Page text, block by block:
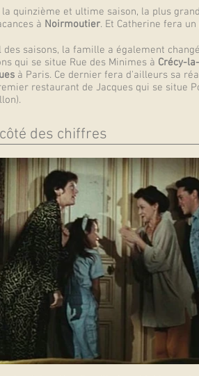
la quinzième et ultime saison, la plus
à Noirmoutier. Et Catherine fera
des saisons, la famille a également
qui se situe Rue des Minimes à Crécy-
à Paris. Ce dernier fera d'ailleurs sa
restaurant de Jacques qui se situe
des chiffres